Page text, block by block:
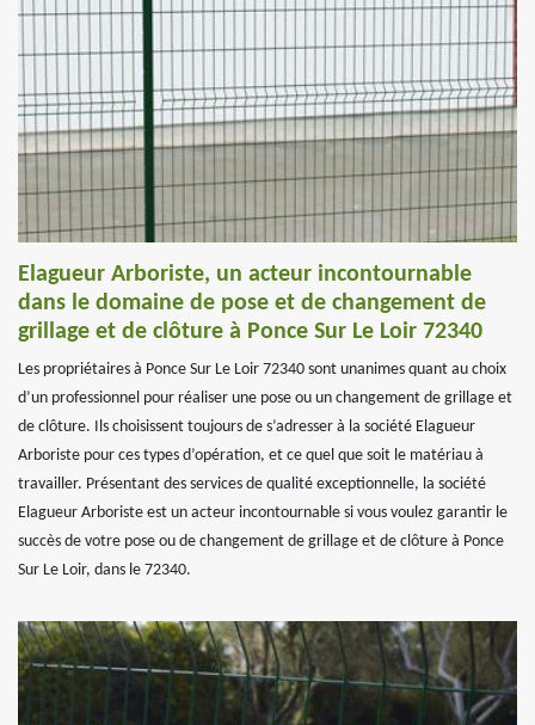
Elagueur Arboriste, un acteur incontournable
dans le domaine de pose et de changement de
grillage et de clôture à Ponce Sur Le Loir 72340
Les propriétaires à Ponce Sur Le Loir 72340 sont unanimes quant au choix
d’un professionnel pour réaliser une pose ou un changement de grillage et
de clôture. Ils choisissent toujours de s’adresser à la société Elagueur
Arboriste pour ces types d’opération, et ce quel que soit le matériau à
travailler. Présentant des services de qualité exceptionnelle, la société
Elagueur Arboriste est un acteur incontournable si vous voulez garantir le
succès de votre pose ou de changement de grillage et de clôture à Ponce
Sur Le Loir, dans le 72340.